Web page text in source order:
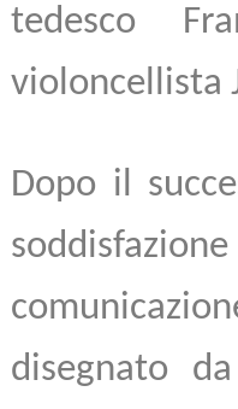
tedesco
violoncellista
Dopo il
disegnato da